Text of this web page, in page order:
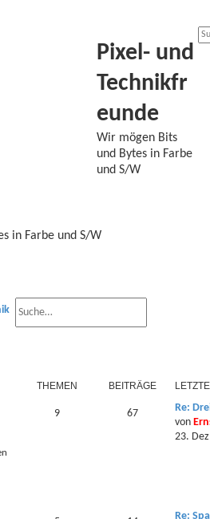
Pixel- und
Technikfr
eunde
Wir mögen Bits
und Bytes in Farbe
und S/W
in Farbe und S/W
THEMEN BEITRÄGE
9 67
Re:
von
23.
Re: